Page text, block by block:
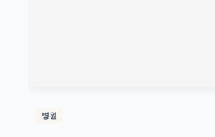
병원